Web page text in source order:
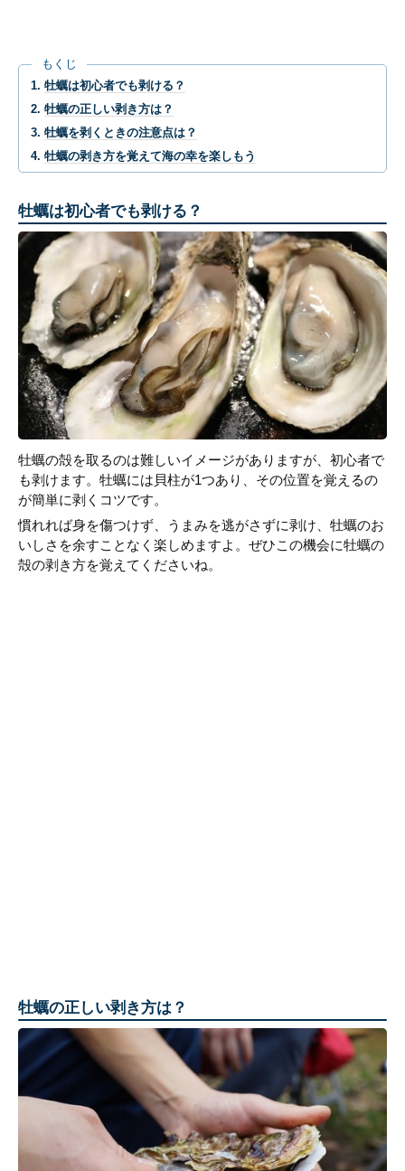
もくじ
牡蠣は初心者でも剥ける？
牡蠣の正しい剥き方は？
牡蠣を剥くときの注意点は？
牡蠣の剥き方を覚えて海の幸を楽しもう
牡蠣は初心者でも剥ける？
牡蠣の殻を取るのは難しいイメージがありますが、初心者で
も剥けます。牡蠣には貝柱が1つあり、その位置を覚えるの
が簡単に剥くコツです。
慣れれば身を傷つけず、うまみを逃がさずに剥け、牡蠣のお
いしさを余すことなく楽しめますよ。ぜひこの機会に牡蠣の
殻の剥き方を覚えてくださいね。
牡蠣の正しい剥き方は？